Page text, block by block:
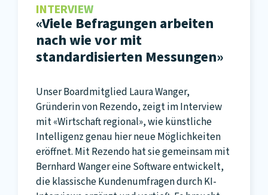
INTERVIEW
«Viele Befragungen arbeiten
nach wie vor mit
standardisierten Messungen»
Unser Boardmitglied Laura Wanger,
Gründerin von Rezendo, zeigt im Interview
mit «Wirtschaft regional», wie künstliche
Intelligenz genau hier neue Möglichkeiten
eröffnet. Mit Rezendo hat sie gemeinsam mit
Bernhard Wanger eine Software entwickelt,
die klassische Kundenumfragen durch KI-